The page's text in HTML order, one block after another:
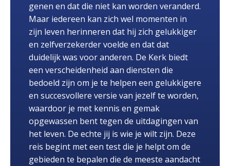
genen en dat die niet kan worden veranderd.
Maar iedereen kan zich wel momenten in
zijn leven herinneren dat hij zich gelukkiger
en zelfverzekerder voelde en dat dat
duidelijk was voor anderen. De Kerk biedt
een verscheidenheid aan diensten die
bedoeld zijn om je te helpen een gelukkigere
en succesvollere versie van jezelf te worden,
waardoor je met kennis en gemak
opgewassen bent tegen de uitdagingen van
het leven. De echte jij is wie je wilt zijn. Deze
reis begint met een test die je helpt om de
gebieden te bepalen die de meeste aandacht